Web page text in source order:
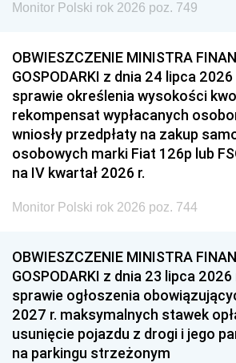
Monitor Polski rok 2026 poz. 749
OBWIESZCZENIE MINISTRA
GOSPODARKI z dnia 24 lipca 2026
sprawie określenia wysokości
rekompensat wypłacanych
wniosły przedpłaty na zakup
osobowych marki Fiat 126p lub
na IV kwartał 2026 r.
Monitor Polski rok 2026 poz. 744
OBWIESZCZENIE MINISTRA
GOSPODARKI z dnia 23 lipca 2026
sprawie ogłoszenia
2027 r. maksymalnych stawek
usunięcie pojazdu z drogi i jego
na parkingu strzeżonym